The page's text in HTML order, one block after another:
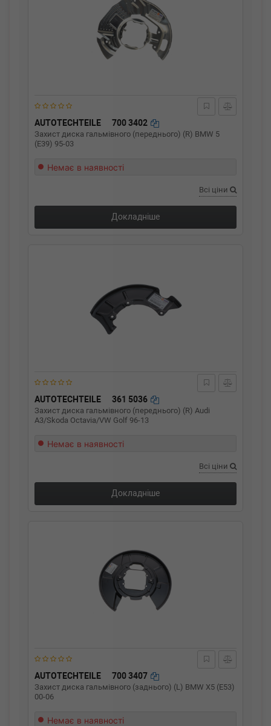
AUTOTECHTEILE 700 3402
Захист диска гальмівного (переднього) (R) BMW 5
(E39) 95-03
Немає в наявності
Всі ціни
Докладніше
AUTOTECHTEILE 361 5036
Захист диска гальмівного (переднього) (R) Audi
A3/Skoda Octavia/VW Golf 96-13
Немає в наявності
Всі ціни
Докладніше
AUTOTECHTEILE 700 3407
Захист диска гальмівного (заднього) (L) BMW X5 (E53)
00-06
Немає в наявності